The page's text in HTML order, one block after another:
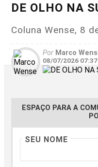
DE OLHO NA
Coluna Wense, 8
Por Marco
08/07/2026 07:37
ESPAÇO PARA A
SEU NOME